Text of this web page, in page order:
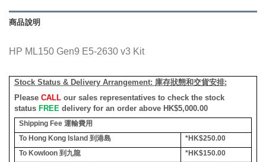
商品說明
HP ML150 Gen9 E5-2630 v3 Kit
Stock Status & Delivery Arrangement: 庫存狀態和交貨安排:
Please CALLour sales representatives to check the stock
status FREE delivery for an order above HK$5,000.00
Shipping Fee 運輸費用
To Hong Kong Island 到港島
*HK$250.00
To Kowloon 到九龍
*HK$150.00